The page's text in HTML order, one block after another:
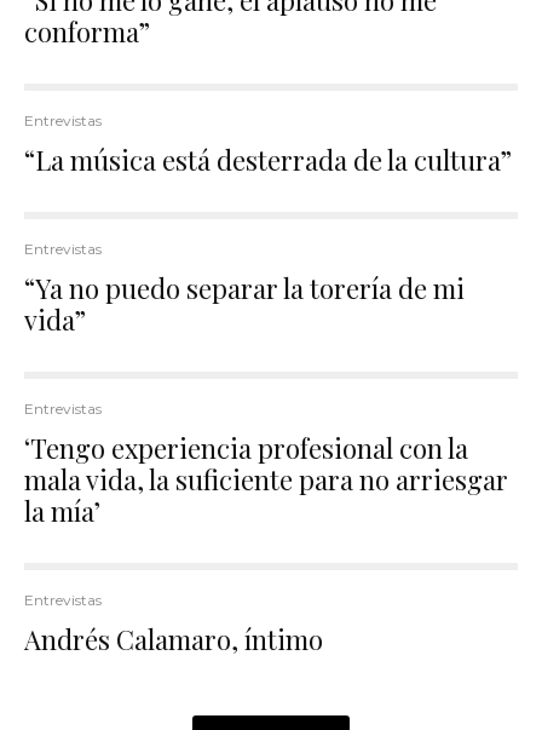
conforma”
Entrevistas
“La música está desterrada de la cultura”
Entrevistas
“Ya no puedo separar la torería de mi
vida”
Entrevistas
‘Tengo experiencia profesional con la
mala vida, la suficiente para no arriesgar
la mía’
Entrevistas
Andrés Calamaro, íntimo